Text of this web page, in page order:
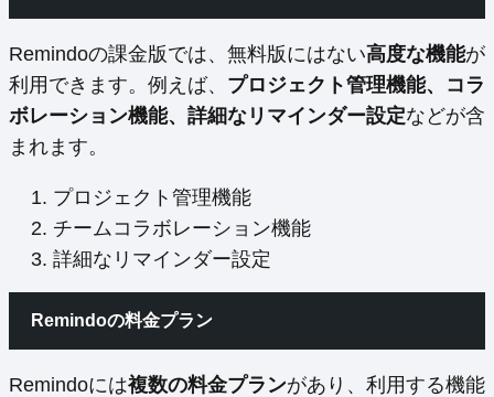
Remindoの課金版では、無料版にはない高度な機能が
利用できます。例えば、 プロジェクト管理機能、コラ
ボレーション機能、詳細なリマインダー設定などが含
まれます。
プロジェクト管理機能
チームコラボレーション機能
詳細なリマインダー設定
Remindoの料金プラン
Remindoには複数の料金プランがあり、利用する機能